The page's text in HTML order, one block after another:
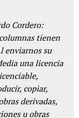
Cordero:
tienen
enviarnos su
una licencia
copiar,
derivadas,
u obras